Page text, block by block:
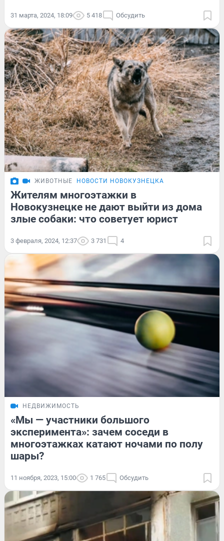
31 марта, 2024, 18:09 5 418 Обсудить
ЖИВОТНЫЕ НОВОСТИ НОВОКУЗНЕЦКА
Жителям многоэтажки в
Новокузнецке не дают выйти из дома
злые собаки: что советует юрист
3 февраля, 2024, 12:37 3 731 4
НЕДВИЖИМОСТЬ
«Мы — участники большого
эксперимента»: зачем соседи в
многоэтажках катают ночами по полу
шары?
11 ноября, 2023, 15:00 1 765 Обсудить